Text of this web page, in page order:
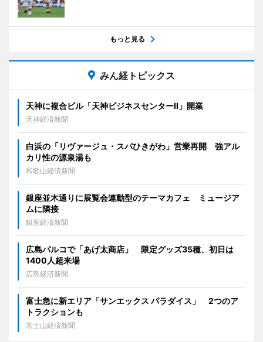
もっと見る
みん経トピックス
天神に複合ビル「天神ビジネスセンターII」開業
天神経済新聞
白浜の「リヴァージュ・スパひきがわ」営業再開 強アル
カリ性の源泉湯も
和歌山経済新聞
銀座並木通りに展覧会連動型のテーマカフェ ミュージア
ムに隣接
銀座経済新聞
広島パルコで「あげ太商店」 限定グッズ35種、初日は
1400人超来場
広島経済新聞
富士急に新エリア「サンエックス パラダイス」 2つのア
トラクションも
富士山経済新聞